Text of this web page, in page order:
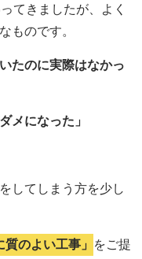
てきましたが、よく
ものです。
たのに実際はなかっ
メになった」
してしまう方を少し
のよい工事」
をご提